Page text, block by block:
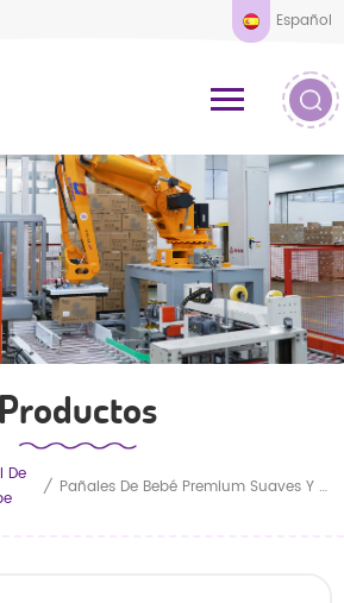
Español
Productos
De
/ Pañales De Bebé Premium Suaves Y Antifugas Con Gran Capacidad. Venta Al Por Mayor Directa De Fábrica. Servicios OEM/ODM Desde Fujian.